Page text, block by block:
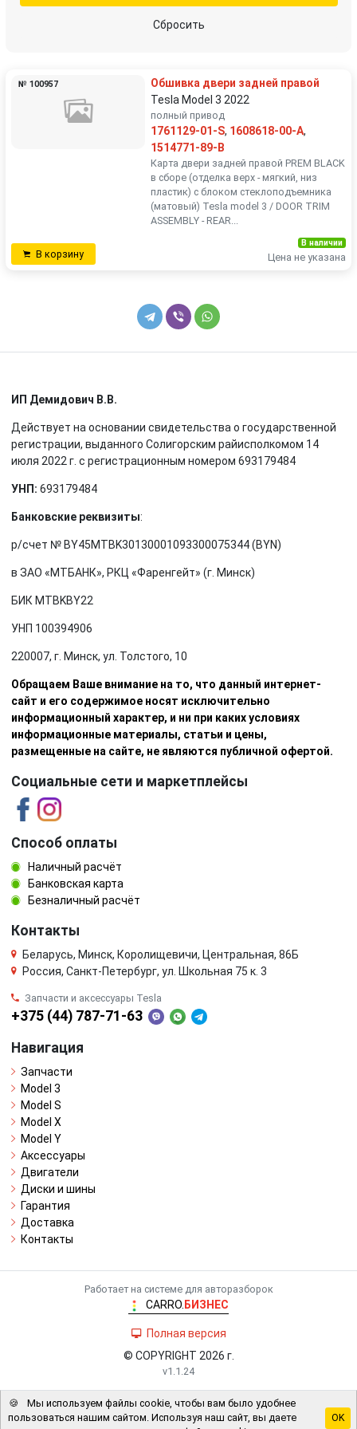
Сбросить
№ 100957
Обшивка двери задней правой
Tesla Model 3 2022
полный привод
1761129-01-S, 1608618-00-A,
1514771-89-B
Карта двери задней правой PREM BLACK
в сборе (отделка верх - мягкий, низ
пластик) c блоком стеклоподъемника
(матовый) Tesla model 3 / DOOR TRIM
ASSEMBLY - REAR...
В корзину
В наличии
Цена не указана
ИП Демидович В.В.
Действует на основании свидетельства о государственной
регистрации, выданного Солигорским райисполкомом 14
июля 2022 г. с регистрационным номером 693179484
УНП: 693179484
Банковские реквизиты:
р/счет № BY45MTBK30130001093300075344 (BYN)
в ЗАО «МТБАНК», РКЦ «Фаренгейт» (г. Минск)
БИК MTBKBY22
УНП 100394906
220007, г. Минск, ул. Толстого, 10
Обращаем Ваше внимание на то, что данный интернет-
сайт и его содержимое носят исключительно
информационный характер, и ни при каких условиях
информационные материалы, статьи и цены,
размещенные на сайте, не являются публичной офертой.
Социальные сети и маркетплейсы
Способ оплаты
Наличный расчёт
Банковская карта
Безналичный расчёт
Контакты
Беларусь, Минск, Королищевичи, Центральная, 86Б
Россия, Санкт-Петербург, ул. Школьная 75 к. 3
Запчасти и аксессуары Tesla
+375 (44) 787-71-63
Навигация
Запчасти
Model 3
Model S
Model X
Model Y
Аксессуары
Двигатели
Диски и шины
Гарантия
Доставка
Контакты
Работает на системе для авторазборок
CARRO. БИЗНЕС
Полная версия
© COPYRIGHT 2026 г.
v1.1.24
🍪
Мы используем файлы cookie, чтобы вам было удобнее
пользоваться нашим сайтом. Используя наш сайт, вы даете
OK